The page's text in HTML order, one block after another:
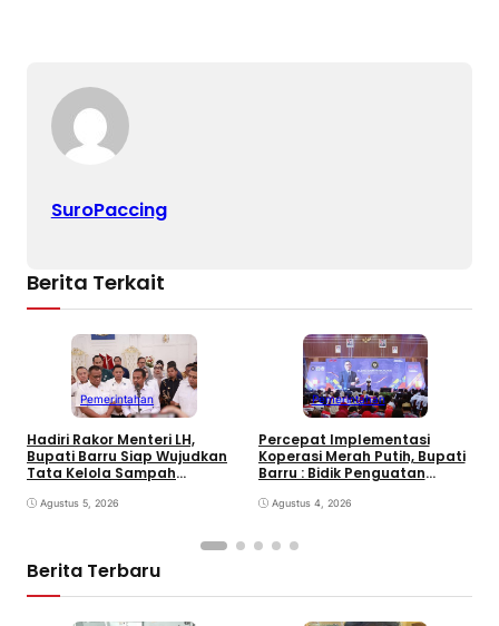
SuroPaccing
Berita Terkait
Pemerintahan
Hadiri Rakor Menteri LH,
Bupati Barru Siap Wujudkan
Tata Kelola Sampah
Agustus 5, 2026
Pemerintahan
Percepat Implementasi
Koperasi Merah Putih, Bupati
Barru : Bidik Penguatan
Agustus 4, 2026
Berita Terbaru